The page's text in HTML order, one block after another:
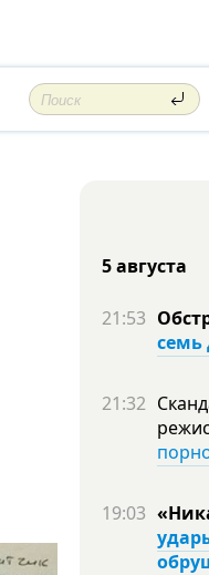
5 августа
21:53
семь
21:32
19:03